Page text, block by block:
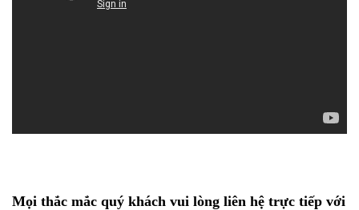
Mọi thắc mắc quý khách vui lòng liên hệ trực tiếp với